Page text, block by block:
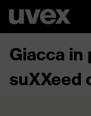
Giacca in
suXXeed